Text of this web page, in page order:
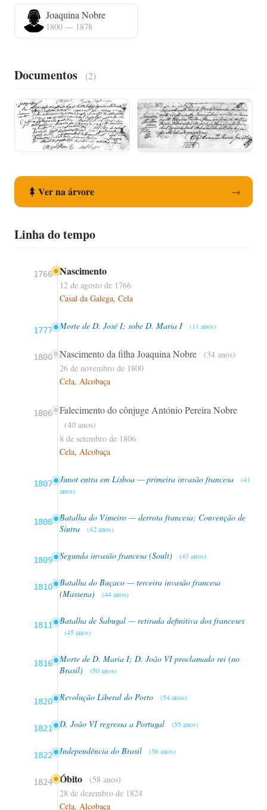
Joaquina Nobre
1800 — 1878
Documentos (2)
Ver na árvore →
Linha do tempo
1766 Nascimento
12 de agosto de 1766
Casal da Galega, Cela
1777 Morte de D. José I; sobe D. Maria I (11 anos)
1800 Nascimento da filha Joaquina Nobre
(34 anos)
26 de novembro de 1800
Cela, Alcobaça
1806 Falecimento do cônjuge António Pereira Nobre
(40 anos)
8 de setembro de 1806
Cela, Alcobaça
1807 Junot entra em Lisboa — primeira invasão francesa
(41
anos)
1808
Batalha do Vimeiro — derrota francesa; Convenção de
Sintra
(42 anos)
1809 Segunda invasão francesa (Soult) (43 anos)
1810
Batalha do Buçaco — terceira invasão francesa
(Massena)
(44 anos)
1811 Batalha de Sabugal — retirada definitiva dos franceses
(45 anos)
1816
Morte de D. Maria I; D. João VI proclamado rei (no
Brasil)
(50 anos)
1820 Revolução Liberal do Porto (54 anos)
1821 D. João VI regressa a Portugal (55 anos)
1822 Independência do Brasil (56 anos)
1824 Óbito
(58 anos)
28 de dezembro de 1824
Cela, Alcobaça